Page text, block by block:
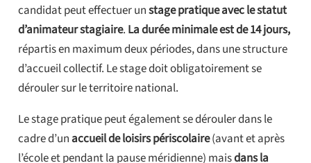
candidat peut effectuer unstage pratique avec le statut
d’animateur stagiaire. La durée minimale est de 14 jours,
répartis en maximum deux périodes, dans une structure
d’accueil collectif. Le stage doit obligatoirement se
dérouler sur le territoire national.
Le stage pratique peut également se dérouler dans le
cadre d’unaccueil de loisirs périscolaire(avant et après
l’école et pendant la pause méridienne) maisdans la